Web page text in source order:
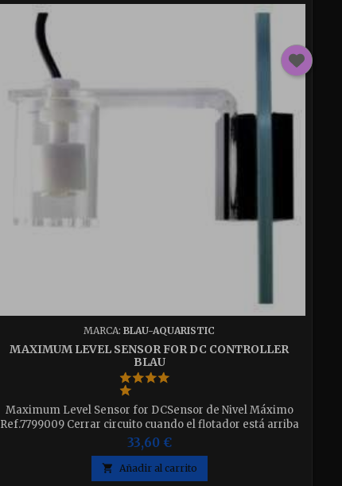
MARCA:BLAU-AQUARISTIC
MAXIMUM LEVEL SENSOR FOR DC CONTROLLER
BLAU
Maximum Level Sensor for DCSensor de Nivel Máximo
Ref.7799009 Cerrar circuito cuando el flotador está arriba
33,60 €
 Añadir al carrito